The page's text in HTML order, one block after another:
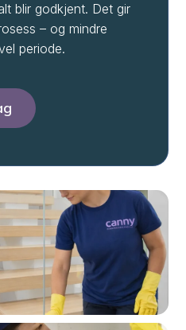
blir godkjent. Det gir
– og mindre
periode.